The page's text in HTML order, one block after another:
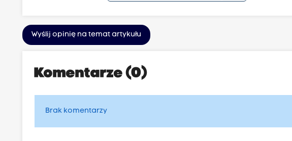
Wyślij opinię na temat artykułu
Komentarze (0)
Brak komentarzy